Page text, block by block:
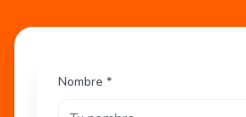
Nombre *